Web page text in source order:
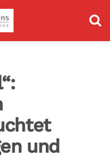
und